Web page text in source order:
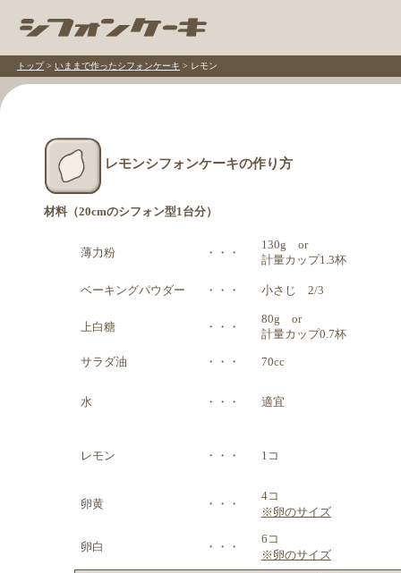
トップ> いままで作ったシフォンケーキ > レモン
レモンシフォンケーキの作り方
材料（20cmのシフォン型1台分）
薄力粉 ・・・
130g or
計量カップ1.3杯
ベーキングパウダー ・・・ 小さじ 2/3
上白糖 ・・・
80g or
計量カップ0.7杯
サラダ油 ・・・ 70cc
水 ・・・ 適宜
レモン ・・・ 1コ
卵黄 ・・・
4コ
※卵のサイズ
卵白 ・・・
6コ
※卵のサイズ